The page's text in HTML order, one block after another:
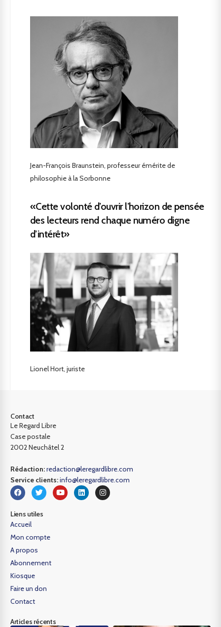
Jean-François Braunstein, professeur émérite de
philosophie à la Sorbonne
«Cette volonté d’ouvrir l’horizon de pensée
des lecteurs rend chaque numéro digne
d’intérêt»
Lionel Hort, juriste
Contact
Le Regard Libre
Case postale
2002 Neuchâtel 2
Rédaction:redaction@leregardlibre.com
Service clients:info@leregardlibre.com
Liens utiles
Accueil
Mon compte
A propos
Abonnement
Kiosque
Faire un don
Contact
Articles récents